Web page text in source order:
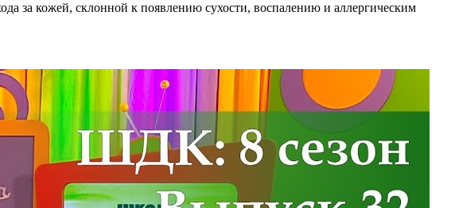
за кожей, склонной к появлению сухости, воспалению и аллергическим